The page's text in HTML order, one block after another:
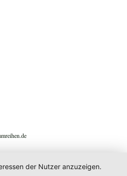
der Nutzer anzuzeigen.